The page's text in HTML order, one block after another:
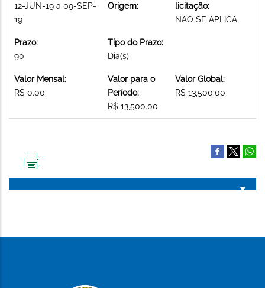
12-JUN-19 a 09-SEP-
19
Origem:
licitação:
NAO SE APLICA
Prazo:
90
Tipo do Prazo:
Dia(s)
Valor Mensal:
R$ 0.00
Valor para o
Período:
R$ 13,500.00
Valor Global:
R$ 13,500.00
PÁGINA